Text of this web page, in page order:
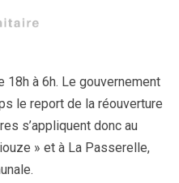
18h à 6h. Le gouvernement
le report de la réouverture
s’appliquent donc au
» et à La Passerelle,